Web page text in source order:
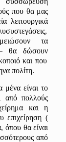
πουθα μας
α λειτουργικά
,
μειώσουν τα
θαδώσουν
ποιόκαι που
α πολίτη.
μέναείναι το
από πολλούς
και η
επιχείρηση (
όπου θα είναι
από